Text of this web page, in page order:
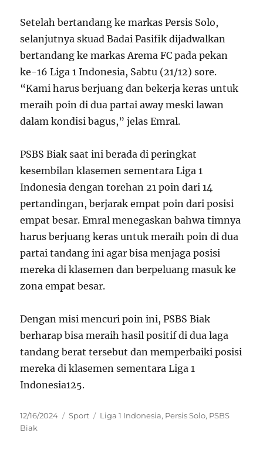
Setelah bertandang ke markas Persis Solo,
selanjutnya skuad Badai Pasifik dijadwalkan
bertandang ke markas Arema FC pada pekan
ke-16 Liga 1 Indonesia, Sabtu (21/12) sore.
“Kami harus berjuang dan bekerja keras untuk
meraih poin di dua partai away meski lawan
dalam kondisi bagus,” jelas Emral.
PSBS Biak saat ini berada di peringkat
kesembilan klasemen sementara Liga 1
Indonesia dengan torehan 21 poin dari 14
pertandingan, berjarak empat poin dari posisi
empat besar. Emral menegaskan bahwa timnya
harus berjuang keras untuk meraih poin di dua
partai tandang ini agar bisa menjaga posisi
mereka di klasemen dan berpeluang masuk ke
zona empat besar.
Dengan misi mencuri poin ini, PSBS Biak
berharap bisa meraih hasil positif di dua laga
tandang berat tersebut dan memperbaiki posisi
mereka di klasemen sementara Liga 1
Indonesia125.
Posted
on
12/16/2024 Categories
Sport Tags
Liga 1 Indonesia, Persis Solo, PSBS
Biak